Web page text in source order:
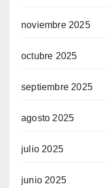
noviembre 2025
octubre 2025
septiembre 2025
agosto 2025
julio 2025
junio 2025